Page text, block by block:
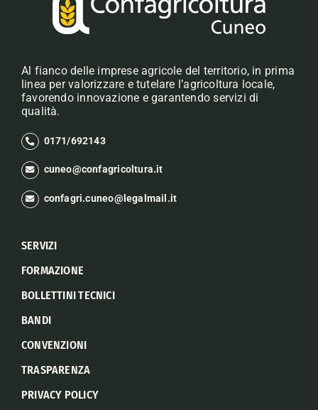
Al fianco delle imprese agricole del territorio, in prima
linea per valorizzare e tutelare l’agricoltura locale,
favorendo innovazione e garantendo servizi di
qualità.
0171/692143
cuneo@confagricoltura.it
confagri.cuneo@legalmail.it
SERVIZI
FORMAZIONE
BOLLETTINI TECNICI
BANDI
CONVENZIONI
TRASPARENZA
PRIVACY POLICY